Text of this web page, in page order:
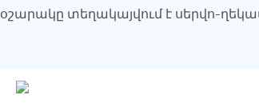
օշարակը տեղակայվում է սերվո-